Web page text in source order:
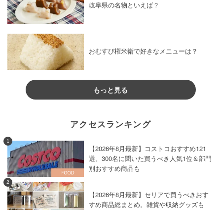
岐阜県の名物といえば？
おむすび権米衛で好きなメニューは？
もっと見る
アクセスランキング
1
【2026年8月最新】コストコおすすめ121
選。300名に聞いた買うべき人気1位＆部門
別おすすめ商品も
2
【2026年8月最新】セリアで買うべきおす
すめ商品総まとめ。雑貨や収納グッズも